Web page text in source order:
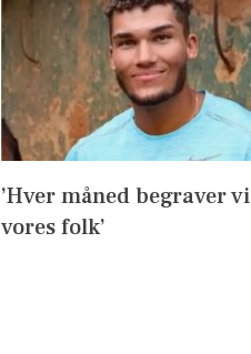
’Hver måned begraver vi
vores folk’